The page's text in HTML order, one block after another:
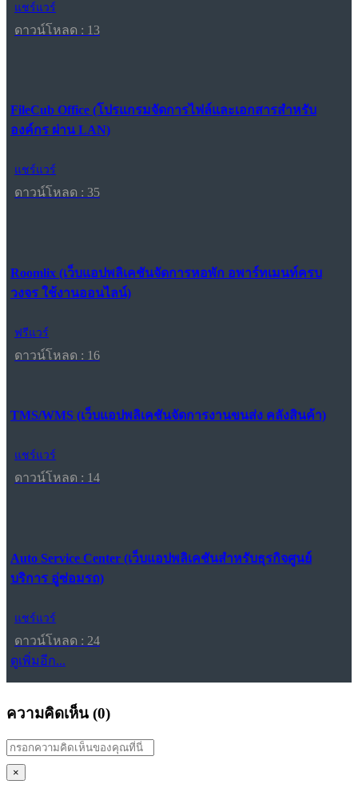
แชร์แวร์
ดาวน์โหลด : 13
FileCub Office (โปรแกรมจัดการไฟล์และเอกสารสำหรับ
องค์กร ผ่าน LAN)
แชร์แวร์
ดาวน์โหลด : 35
Roomlix (เว็บแอปพลิเคชันจัดการหอพัก อพาร์ทเมนท์ครบ
วงจร ใช้งานออนไลน์)
ฟรีแวร์
ดาวน์โหลด : 16
TMS/WMS (เว็บแอปพลิเคชันจัดการงานขนส่ง คลังสินค้า)
แชร์แวร์
ดาวน์โหลด : 14
Auto Service Center (เว็บแอปพลิเคชันสำหรับธุรกิจศูนย์
บริการ อู่ซ่อมรถ)
แชร์แวร์
ดาวน์โหลด : 24
ดูเพิ่มอีก...
ความคิดเห็น (0)
×